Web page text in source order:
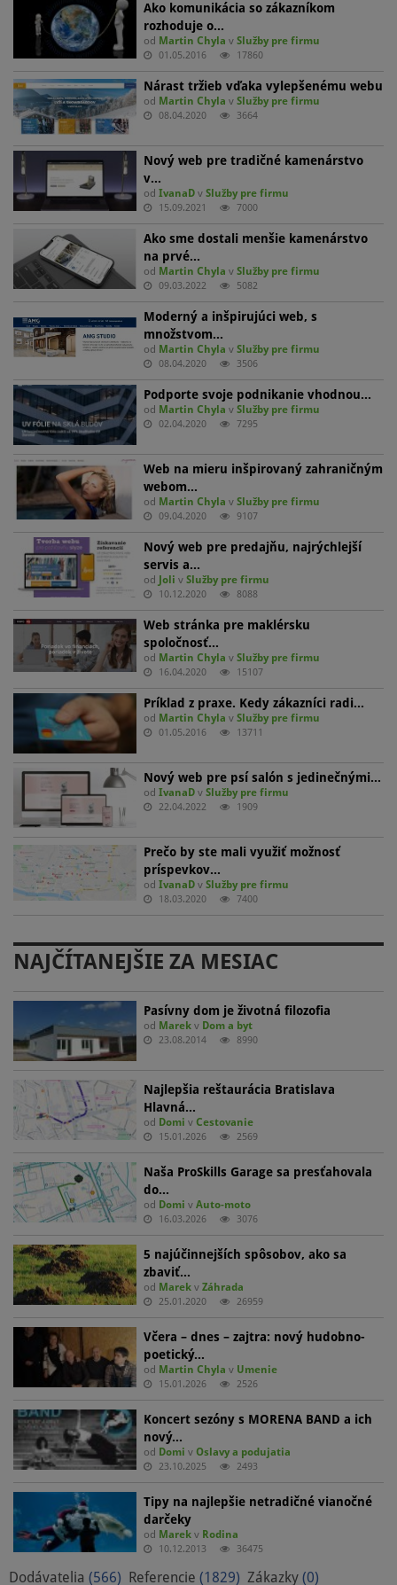
Ako komunikácia so zákazníkom
rozhoduje o…
od Martin Chyla vSlužby pre firmu
01.05.2016 17860
Nárast tržieb vďaka vylepšenému webu
od Martin Chyla vSlužby pre firmu
08.04.2020 3664
Nový web pre tradičné kamenárstvo
v…
odIvanaD vSlužby pre firmu
15.09.2021 7000
Ako sme dostali menšie kamenárstvo
na prvé…
od Martin Chyla vSlužby pre firmu
09.03.2022 5082
Moderný a inšpirujúci web, s
množstvom…
od Martin Chyla vSlužby pre firmu
08.04.2020 3506
Podporte svoje podnikanie vhodnou…
od Martin Chyla vSlužby pre firmu
02.04.2020 7295
Web na mieru inšpirovaný zahraničným
webom…
od Martin Chyla vSlužby pre firmu
09.04.2020 9107
Nový web pre predajňu, najrýchlejší
servis a…
od Joli vSlužby pre firmu
10.12.2020 8088
Web stránka pre maklérsku
spoločnosť…
od Martin Chyla vSlužby pre firmu
16.04.2020 15107
Príklad z praxe. Kedy zákazníci radi…
od Martin Chyla vSlužby pre firmu
01.05.2016 13711
Nový web pre psí salón s jedinečnými…
odIvanaD vSlužby pre firmu
22.04.2022 1909
Prečo by ste mali využiť možnosť
príspevkov…
odIvanaD vSlužby pre firmu
18.03.2020 7400
NAJČÍTANEJŠIE ZA MESIAC
Pasívny dom je životná filozofia
od Marek v Dom a byt
23.08.2014 8990
Najlepšia reštaurácia Bratislava
Hlavná…
od Domi vCestovanie
15.01.2026 2569
Naša ProSkills Garage sa presťahovala
do…
od Domi vAuto-moto
16.03.2026 3076
5 najúčinnejších spôsobov, ako sa
zbaviť…
od Marek vZáhrada
25.01.2020 26959
Včera – dnes – zajtra: nový hudobno-
poetický…
od Martin Chyla v Umenie
15.01.2026 2526
Koncert sezóny s MORENA BAND a ich
nový…
od Domi vOslavy a podujatia
23.10.2025 2493
Tipy na najlepšie netradičné vianočné
darčeky
od Marek v Rodina
10.12.2013 36475
Dodávatelia (566) Referencie (1829) Zákazky (0)